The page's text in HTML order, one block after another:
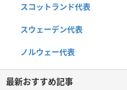
スコットランド代表
スウェーデン代表
ノルウェー代表
最新おすすめ記事